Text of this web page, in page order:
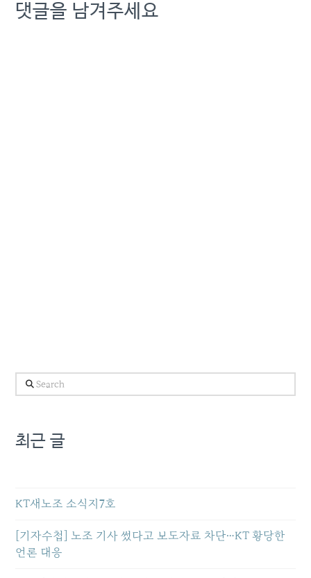
05:32:00
댓글을 남겨주세요
Search
최근 글
KT새노조 소식지7호
[기자수첩] 노조 기사 썼다고 보도자료 차단…KT 황당한
언론 대응